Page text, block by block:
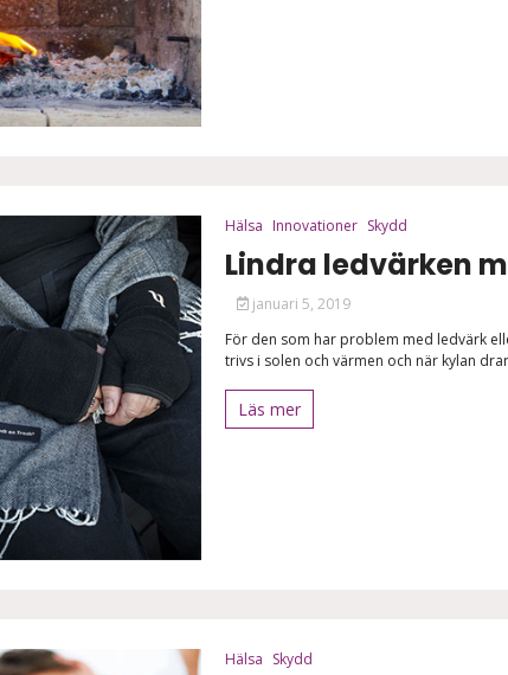
Hälsa Innovationer Skydd
Lindra ledvärken
januari 5, 2019
För den som har problem med ledvärk
trivs i solen och värmen och när kylan
Läs mer
Hälsa Skydd